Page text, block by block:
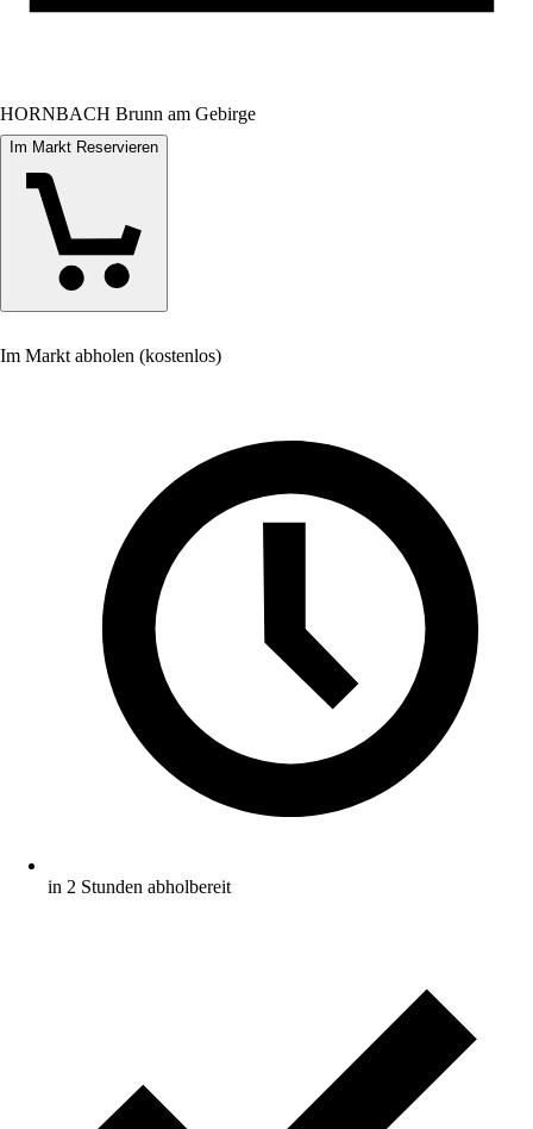
HORNBACH Brunn am Gebirge
Im Markt Reservieren
Im Markt abholen (kostenlos)
in 2 Stunden abholbereit